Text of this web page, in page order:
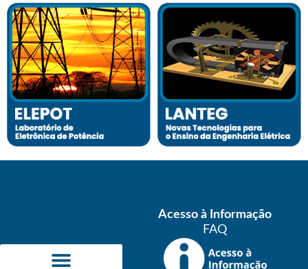
Acesso à Informação
FAQ